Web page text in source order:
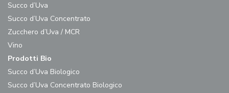
Succo d’Uva
Succo d’Uva Concentrato
Zucchero d’Uva / MCR
Vino
Prodotti Bio
Succo d’Uva Biologico
Succo d’Uva Concentrato Biologico